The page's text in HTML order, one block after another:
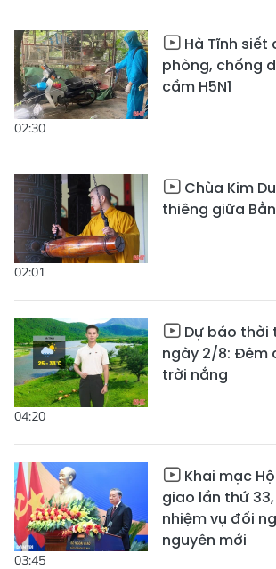
02:30
Hà Tĩnh
phòng, chống
cầm H5N1
02:01
Chùa Kim
thiêng giữa
04:20
Dự báo thời
ngày 2/8: Đêm
trời nắng
03:45
Khai mạc
giao lần thứ
nhiệm vụ đối
nguyên mới